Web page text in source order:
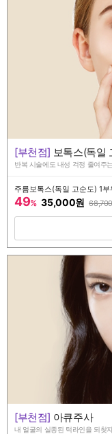
[부천점] 보톡스(독일
반복 시술에도 내성 걱정 줄여주
주름보톡스(독일 고순도) 1
49% 35,000원 68,700
[부천점] 아큐주사
내 얼굴의 실종된 턱라인을 되찾